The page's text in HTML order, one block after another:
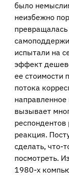
было
неизбежно
испытали на
эффект
ее стоимости
потока
вызывает
респондентов
реакция.
сделать, что-
посмотреть.
1980-х